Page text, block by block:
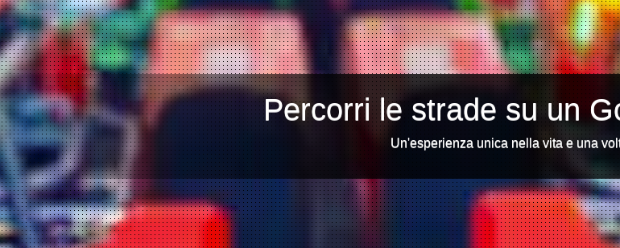
Percorri le strade su un
Un'esperienza unica nella vita e una